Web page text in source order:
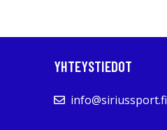
YHTEYSTIEDOT
info@siriussport.fi